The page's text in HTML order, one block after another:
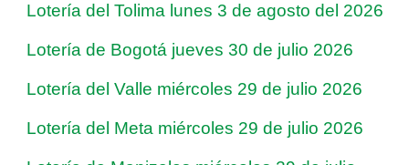
Lotería del Tolima lunes 3 de agosto del 2026
Lotería de Bogotá jueves 30 de julio 2026
Lotería del Valle miércoles 29 de julio 2026
Lotería del Meta miércoles 29 de julio 2026